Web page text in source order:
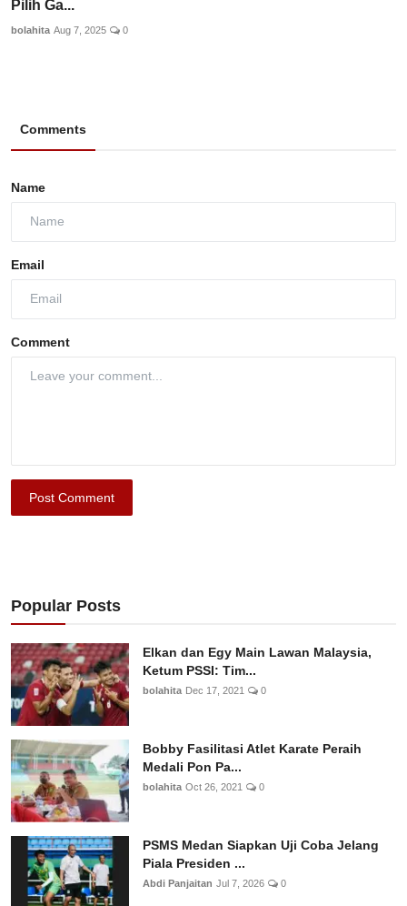
Pilih Ga...
bolahita Aug 7, 2025 0
Comments
Name
Email
Comment
Post Comment
Popular Posts
Elkan dan Egy Main Lawan Malaysia,
Ketum PSSI: Tim...
bolahita Dec 17, 2021 0
Bobby Fasilitasi Atlet Karate Peraih
Medali Pon Pa...
bolahita Oct 26, 2021 0
PSMS Medan Siapkan Uji Coba Jelang
Piala Presiden ...
Abdi Panjaitan Jul 7, 2026 0